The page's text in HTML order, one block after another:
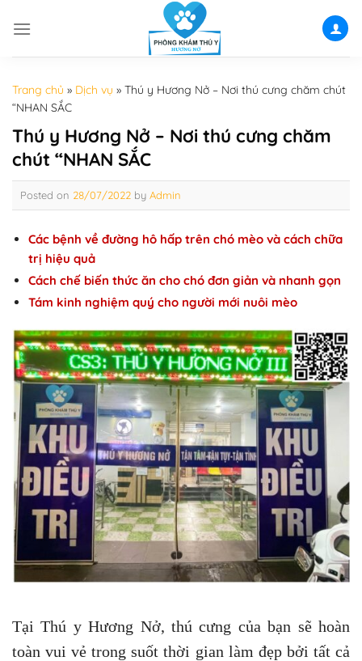
Trang chủ » Dịch vụ » Thú y Hương Nở – Nơi thú cưng chăm chút
“NHAN SẮC
Thú y Hương Nở – Nơi thú cưng chăm
chút “NHAN SẮC
Posted on 28/07/2022 by Admin
Các bệnh về đường hô hấp trên chó mèo và cách chữa
trị hiệu quả
Cách chế biến thức ăn cho chó đơn giản và nhanh gọn
Tám kinh nghiệm quý cho người mới nuôi mèo
Tại Thú y Hương Nở, thú cưng của bạn sẽ hoàn
toàn vui vẻ trong suốt thời gian làm đẹp bởi tất cả